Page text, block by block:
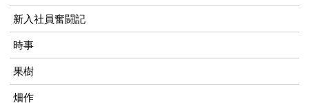
新入社員奮闘記
時事
果樹
畑作